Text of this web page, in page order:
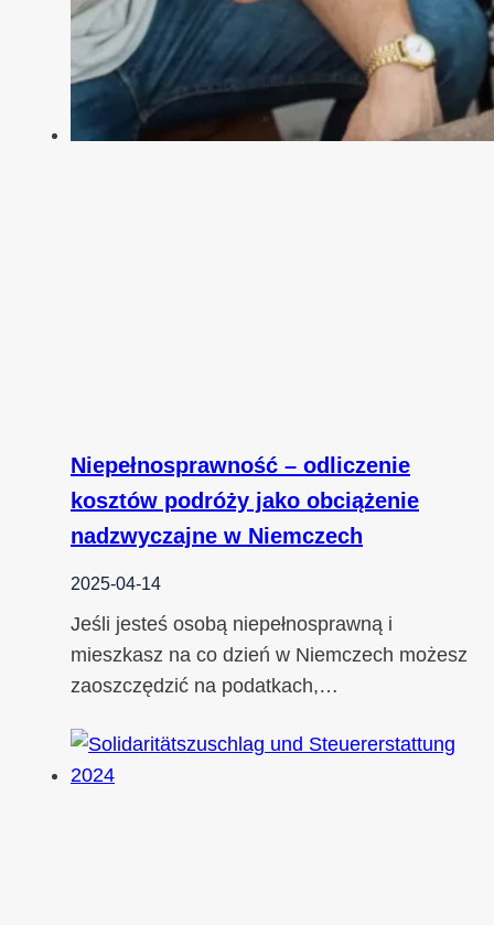
Niepełnosprawność – odliczenie
kosztów podróży jako obciążenie
nadzwyczajne w Niemczech
2025-04-14
Jeśli jesteś osobą niepełnosprawną i
mieszkasz na co dzień w Niemczech możesz
zaoszczędzić na podatkach,…